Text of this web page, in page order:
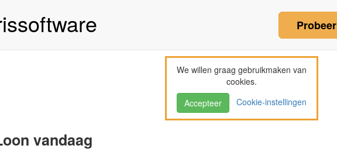
Probeer
We willen graag gebruikmaken van
cookies.
Accepteer
Cookie-instellingen
vandaag